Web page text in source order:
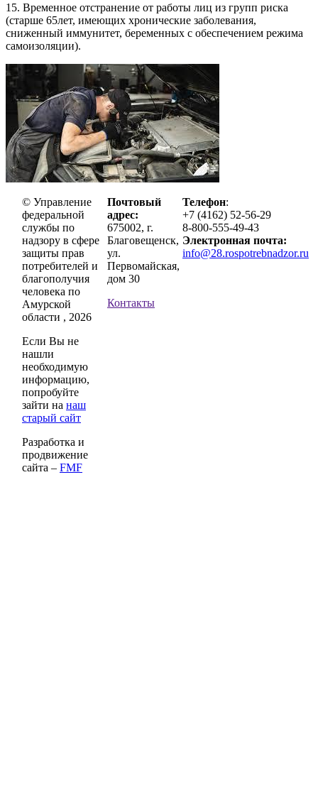
15. Временное отстранение от работы лиц из групп риска
(старше 65лет, имеющих хронические заболевания,
сниженный иммунитет, беременных с обеспечением режима
самоизоляции).
© Управление
федеральной
службы по
надзору в сфере
защиты прав
потребителей и
благополучия
человека по
Амурской
области , 2026
Если Вы не
нашли
необходимую
информацию,
попробуйте
зайти на наш
старый сайт
Разработка и
продвижение
сайта – FMF
Почтовый
адрес:
675002, г.
Благовещенск,
ул.
Первомайская,
дом 30
Контакты
Телефон:
+7 (4162) 52-56-29
8-800-555-49-43
Электронная почта:
info@28.rospotrebnadzor.ru